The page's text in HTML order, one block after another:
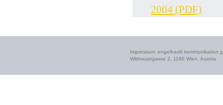
2004 (PDF)
Impressum: engelhardt kommunikation
Witthauergasse 2, 1180 Wien, Austria